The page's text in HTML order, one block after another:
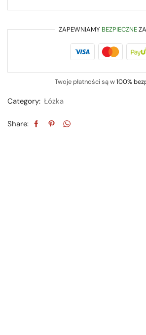
ZAPEWNIAMY BEZPIECZNE
Twoje płatności są w100%
Category: Łóżka
Share: